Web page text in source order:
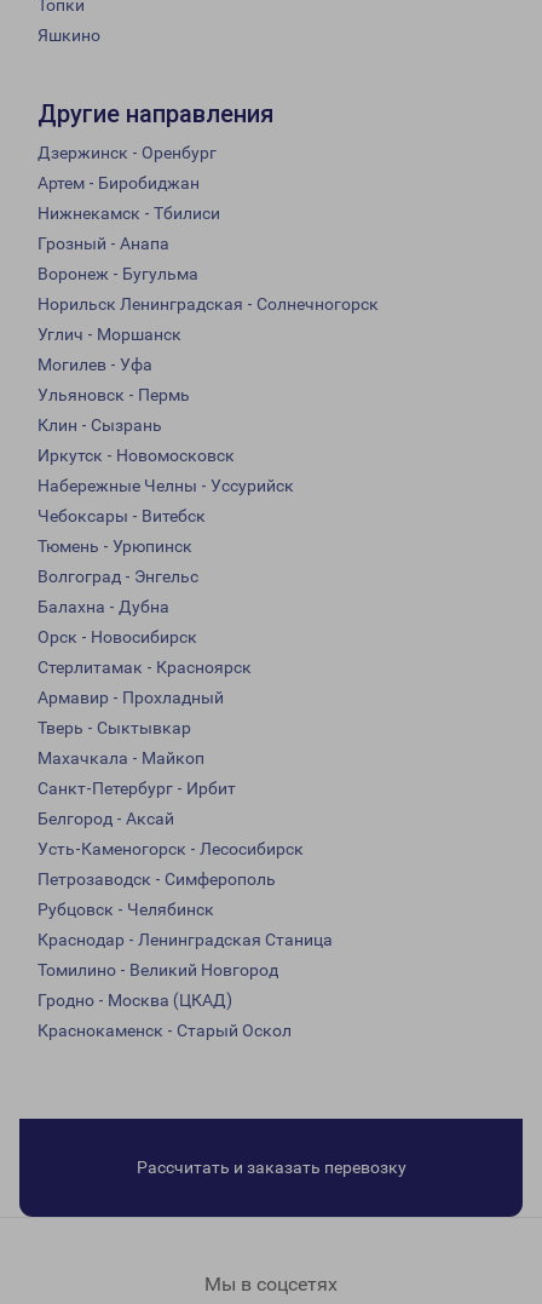
Топки
Яшкино
Другие направления
Дзержинск - Оренбург
Артем - Биробиджан
Нижнекамск - Тбилиси
Грозный - Анапа
Воронеж - Бугульма
Норильск Ленинградская - Солнечногорск
Углич - Моршанск
Могилев - Уфа
Ульяновск - Пермь
Клин - Сызрань
Иркутск - Новомосковск
Набережные Челны - Уссурийск
Чебоксары - Витебск
Тюмень - Урюпинск
Волгоград - Энгельс
Балахна - Дубна
Орск - Новосибирск
Стерлитамак - Красноярск
Армавир - Прохладный
Тверь - Сыктывкар
Махачкала - Майкоп
Санкт-Петербург - Ирбит
Белгород - Аксай
Усть-Каменогорск - Лесосибирск
Петрозаводск - Симферополь
Рубцовск - Челябинск
Краснодар - Ленинградская Станица
Томилино - Великий Новгород
Гродно - Москва (ЦКАД)
Краснокаменск - Старый Оскол
Рассчитать и заказать перевозку
Мы в соцсетях